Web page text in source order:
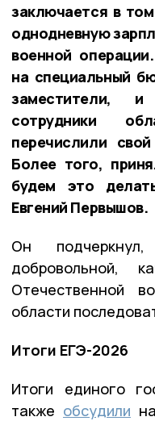
заключается в
однодневную
военной
на специальный
заместители,
сотрудники
перечислили
Более того,
будем это
Евгений Первышов.
Он
добровольной,
Отечественной
области
Итоги ЕГЭ-2026
Итоги единого
также обсудили